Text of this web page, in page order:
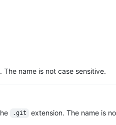
name is not case sensitive.
.git
extension. The name is